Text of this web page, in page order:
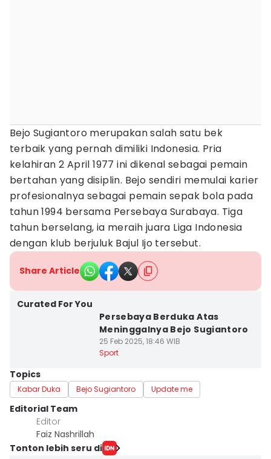
Bejo Sugiantoro merupakan salah satu bek
terbaik yang pernah dimiliki Indonesia. Pria
kelahiran 2 April 1977 ini dikenal sebagai pemain
bertahan yang disiplin. Bejo sendiri memulai karier
profesionalnya sebagai pemain sepak bola pada
tahun 1994 bersama Persebaya Surabaya. Tiga
tahun berselang, ia meraih juara Liga Indonesia
dengan klub berjuluk Bajul Ijo tersebut.
Share Article
Curated For You
Persebaya Berduka Atas
Meninggalnya Bejo Sugiantoro
25 Feb 2025, 18:46 WIB
Sport
Topics
Kabar Duka Bejo Sugiantoro Update me
Editorial Team
Editor
Faiz Nashrillah
Tonton lebih seru di